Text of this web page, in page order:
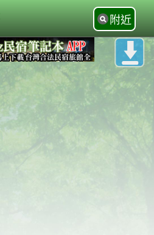
附近